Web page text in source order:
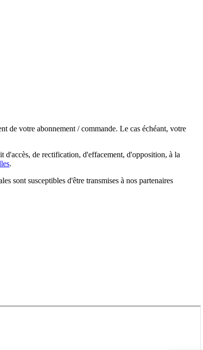
de votre abonnement / commande. Le cas échéant, votre
de rectification, d'effacement, d'opposition, à la
.
sont susceptibles d'être transmises à nos partenaires